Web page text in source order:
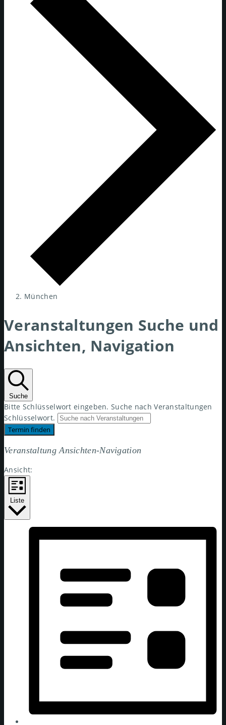
München
Veranstaltungen Suche und
Ansichten, Navigation
Suche
Bitte Schlüsselwort eingeben. Suche nach Veranstaltungen
Schlüsselwort.
Termin finden
Veranstaltung Ansichten-Navigation
Ansicht:
Liste